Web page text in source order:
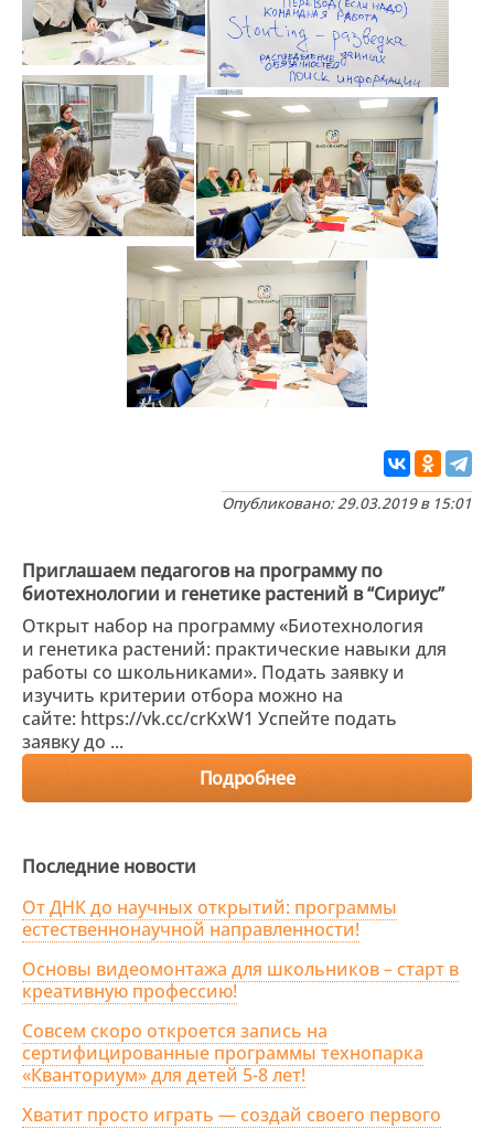
Опубликовано: 29.03.2019 в 15:01
Приглашаем педагогов на программу по
биотехнологии и генетике растений в “Сириус”
Открыт набор на программу «Биотехнология
и генетика растений: практические навыки для
работы со школьниками». Подать заявку и
изучить критерии отбора можно на
сайте: https://vk.cc/crKxW1 Успейте подать
заявку до ...
Подробнее
Последние новости
От ДНК до научных открытий: программы
естественнонаучной направленности!
Основы видеомонтажа для школьников – старт в
креативную профессию!
Совсем скоро откроется запись на
сертифицированные программы технопарка
«Кванториум» для детей 5-8 лет!
Хватит просто играть — создай своего первого